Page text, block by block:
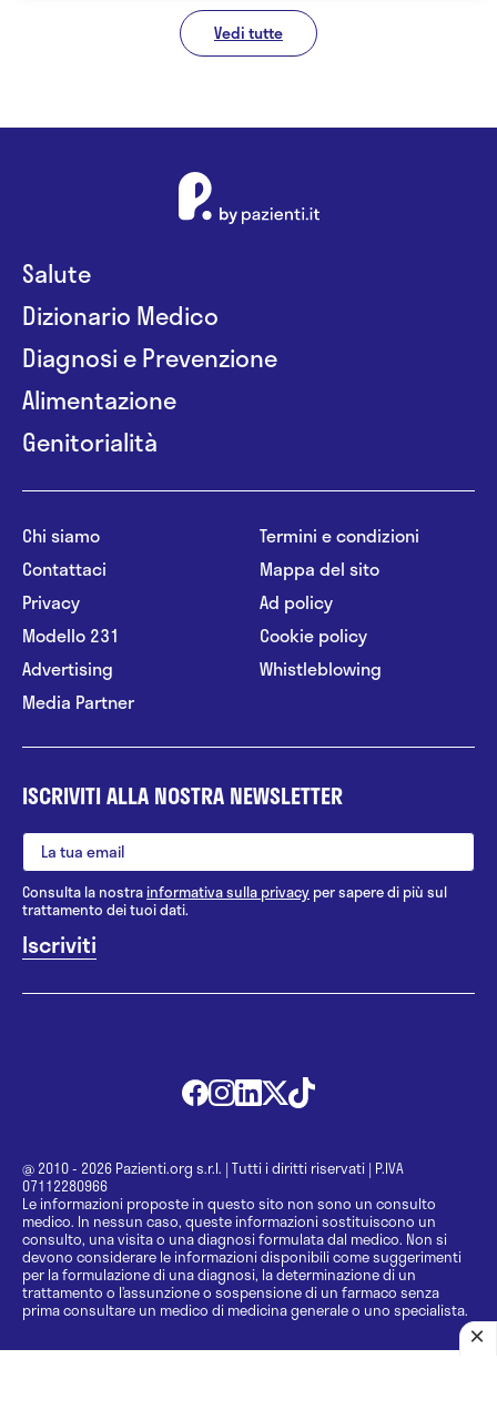
Vedi tutte
Salute
Dizionario Medico
Diagnosi e Prevenzione
Alimentazione
Genitorialità
Chi siamo
Contattaci
Privacy
Modello 231
Advertising
Media Partner
Termini e condizioni
Mappa del sito
Ad policy
Cookie policy
Whistleblowing
ISCRIVITI ALLA NOSTRA NEWSLETTER
Consulta la nostrainformativa sulla privacy per sapere di più sul
trattamento dei tuoi dati.
@ 2010 - 2026 Pazienti.org s.r.l. | Tutti i diritti riservati | P.IVA
07112280966
Le informazioni proposte in questo sito non sono un consulto
medico. In nessun caso, queste informazioni sostituiscono un
consulto, una visita o una diagnosi formulata dal medico. Non si
devono considerare le informazioni disponibili come suggerimenti
per la formulazione di una diagnosi, la determinazione di un
trattamento o l’assunzione o sospensione di un farmaco senza
prima consultare un medico di medicina generale o uno specialista.